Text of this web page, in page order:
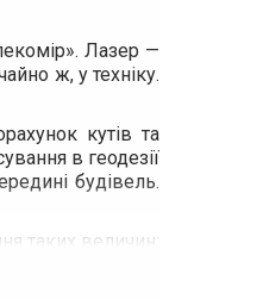
Лазер —
ж, у техніку.
кутів та
в геодезії
будівель.
таких величин: